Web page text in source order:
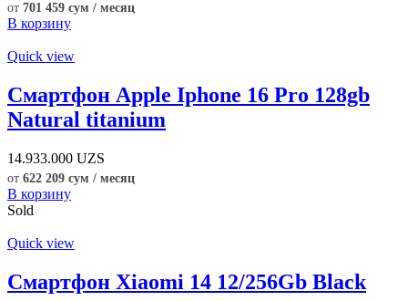
от 701 459 сум / месяц
В корзину
Quick view
Смартфон Apple Iphone 16 Pro 128gb
Natural titanium
14.933.000 UZS
от 622 209 сум / месяц
В корзину
Sold
Quick view
Смартфон Xiaomi 14 12/256Gb Black